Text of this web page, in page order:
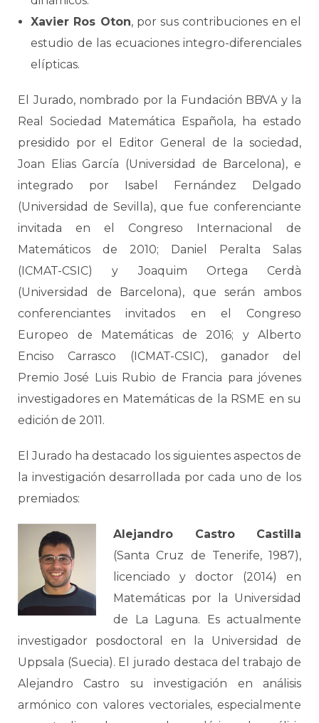
Xavier Ros Oton, por sus contribuciones en el
estudio de las ecuaciones integro-diferenciales
elípticas.
El Jurado, nombrado por la Fundación BBVA y la
Real Sociedad Matemática Española, ha estado
presidido por el Editor General de la sociedad,
Joan Elias García (Universidad de Barcelona), e
integrado por Isabel Fernández Delgado
(Universidad de Sevilla), que fue conferenciante
invitada en el Congreso Internacional de
Matemáticos de 2010; Daniel Peralta Salas
(ICMAT-CSIC) y Joaquim Ortega Cerdà
(Universidad de Barcelona), que serán ambos
conferenciantes invitados en el Congreso
Europeo de Matemáticas de 2016; y Alberto
Enciso Carrasco (ICMAT-CSIC), ganador del
Premio José Luis Rubio de Francia para jóvenes
investigadores en Matemáticas de la RSME en su
edición de 2011.
El Jurado ha destacado los siguientes aspectos de
la investigación desarrollada por cada uno de los
premiados:
Alejandro Castro Castilla
(Santa Cruz de Tenerife, 1987),
licenciado y doctor (2014) en
Matemáticas por la Universidad
de La Laguna. Es actualmente
investigador posdoctoral en la Universidad de
Uppsala (Suecia). El jurado destaca del trabajo de
Alejandro Castro su investigación en análisis
armónico con valores vectoriales, especialmente